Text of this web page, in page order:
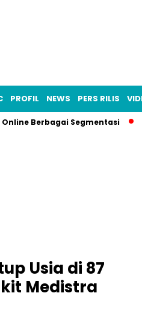
PROFIL NEWS PERS RILIS
Online Berbagai Segmentasi
Usia di 87
Medistra